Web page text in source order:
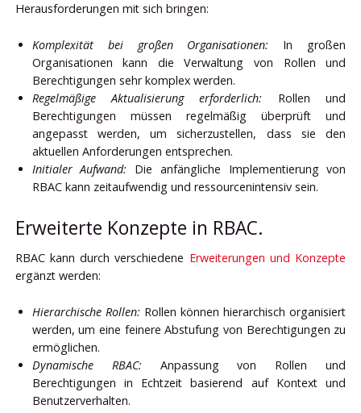
Herausforderungen mit sich bringen:
Komplexität bei großen Organisationen: In großen
Organisationen kann die Verwaltung von Rollen und
Berechtigungen sehr komplex werden.
Regelmäßige Aktualisierung erforderlich: Rollen und
Berechtigungen müssen regelmäßig überprüft und
angepasst werden, um sicherzustellen, dass sie den
aktuellen Anforderungen entsprechen.
Initialer Aufwand: Die anfängliche Implementierung von
RBAC kann zeitaufwendig und ressourcenintensiv sein.
Erweiterte Konzepte in RBAC.
RBAC kann durch verschiedene Erweiterungen und Konzepte
ergänzt werden:
Hierarchische Rollen: Rollen können hierarchisch organisiert
werden, um eine feinere Abstufung von Berechtigungen zu
ermöglichen.
Dynamische RBAC: Anpassung von Rollen und
Berechtigungen in Echtzeit basierend auf Kontext und
Benutzerverhalten.